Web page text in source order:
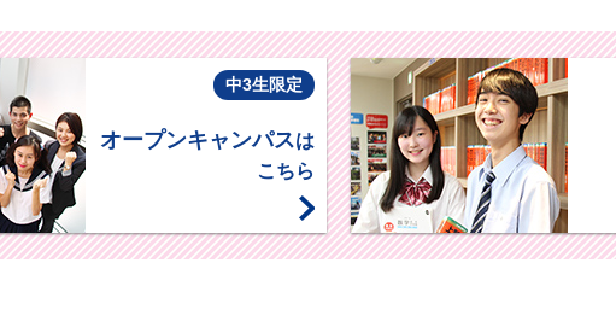
中3生限定
オープンキャンパスは
こちら